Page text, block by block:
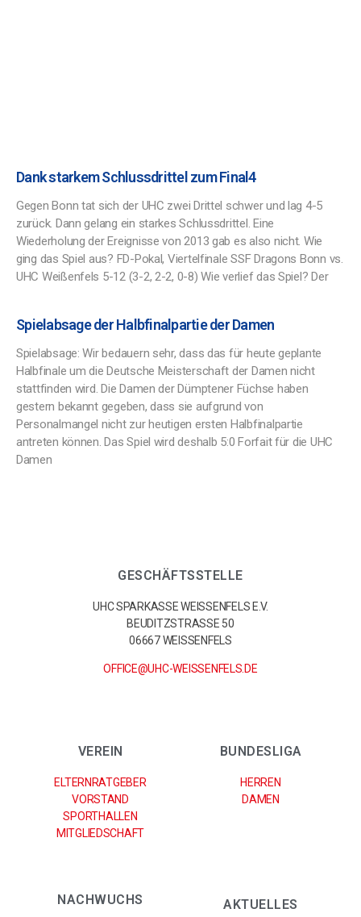
Dank starkem Schlussdrittel zum Final4
Gegen Bonn tat sich der UHC zwei Drittel schwer und lag 4-5
zurück. Dann gelang ein starkes Schlussdrittel. Eine
Wiederholung der Ereignisse von 2013 gab es also nicht. Wie
ging das Spiel aus? FD-Pokal, Viertelfinale SSF Dragons Bonn vs.
UHC Weißenfels 5-12 (3-2, 2-2, 0-8) Wie verlief das Spiel? Der
Spielabsage der Halbfinalpartie der Damen
Spielabsage: Wir bedauern sehr, dass das für heute geplante
Halbfinale um die Deutsche Meisterschaft der Damen nicht
stattfinden wird. Die Damen der Dümptener Füchse haben
gestern bekannt gegeben, dass sie aufgrund von
Personalmangel nicht zur heutigen ersten Halbfinalpartie
antreten können. Das Spiel wird deshalb 5:0 Forfait für die UHC
Damen
GESCHÄFTSSTELLE
UHC SPARKASSE WEISSENFELS E.V.
BEUDITZSTRASSE 50
06667 WEISSENFELS
OFFICE@UHC-WEISSENFELS.DE
VEREIN
ELTERNRATGEBER
VORSTAND
SPORTHALLEN
MITGLIEDSCHAFT
BUNDESLIGA
HERREN
DAMEN
NACHWUCHS AKTUELLES